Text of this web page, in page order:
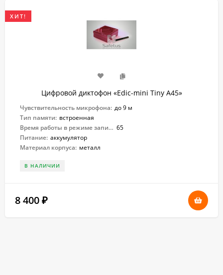
ХИТ!
Цифровой диктофон «Edic-mini Tiny A45»
Чувствительность микрофона: до 9 м
Тип памяти: встроенная
Время работы в режиме записи: 65
Питание: аккумулятор
Материал корпуса: металл
В НАЛИЧИИ
8 400 ₽